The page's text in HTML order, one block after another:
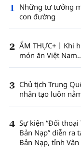
1
Những tư tưởng
con đường
2 ẨM THỰC+丨Khi
món ăn Việt
3 Chủ tịch Trung
nhân tạo luôn
4 Sự kiện “Đối
Bản Nạp” diễn ra
Bản Nạp, tỉnh